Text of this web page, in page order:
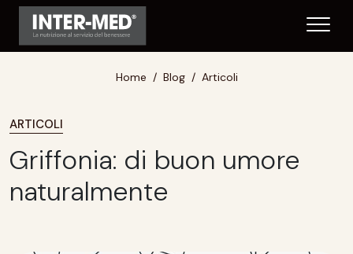
Home Blog Articoli
ARTICOLI
Griffonia: di buon umore
naturalmente